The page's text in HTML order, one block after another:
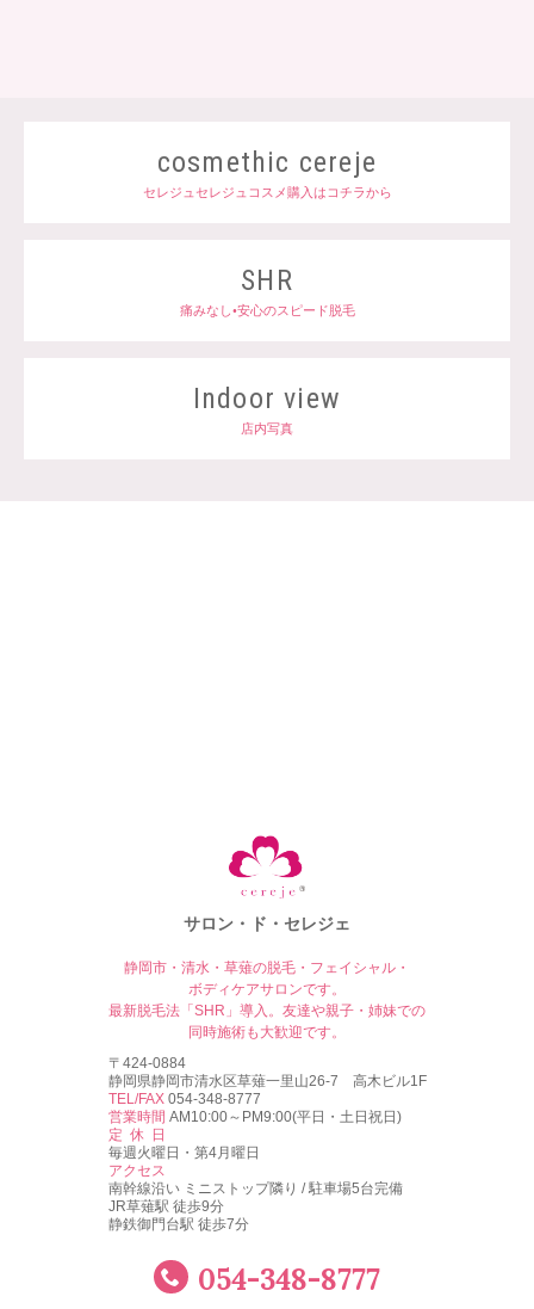
cosmethic cereje
セレジュセレジュコスメ購入はコチラから
SHR
痛みなし•安心のスピード脱毛
Indoor view
店内写真
サロン・ド・セレジェ
静岡市・清水・草薙の脱毛・フェイシャル・
ボディケアサロンです。
最新脱毛法「SHR」導入。友達や親子・姉妹での
同時施術も大歓迎です。
〒424-0884
静岡県静岡市清水区草薙一里山26-7 高木ビル1F
TEL/FAX054-348-8777
営業時間 AM10:00～PM9:00(平日・土日祝日)
定休日
毎週火曜日・第4月曜日
アクセス
南幹線沿い ミニストップ隣り / 駐車場5台完備
JR草薙駅 徒歩9分
静鉄御門台駅 徒歩7分
054-348-8777